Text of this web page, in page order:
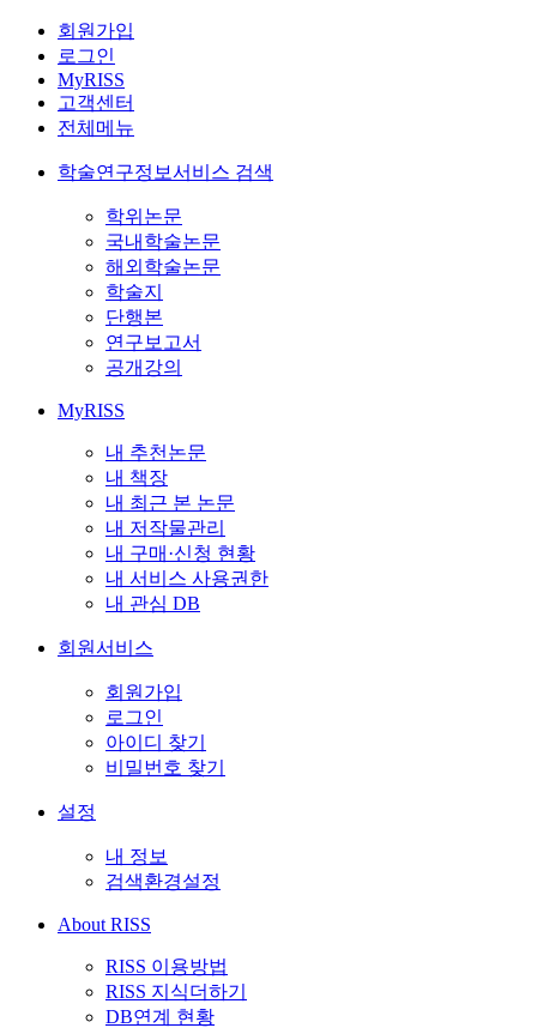
회원가입
로그인
MyRISS
고객센터
전체메뉴
학술연구정보서비스 검색
학위논문
국내학술논문
해외학술논문
학술지
단행본
연구보고서
공개강의
MyRISS
내 추천논문
내 책장
내 최근 본 논문
내 저작물관리
내 구매·신청 현황
내 서비스 사용권한
내 관심 DB
회원서비스
회원가입
로그인
아이디 찾기
비밀번호 찾기
설정
내 정보
검색환경설정
About RISS
RISS 이용방법
RISS 지식더하기
DB연계 현황